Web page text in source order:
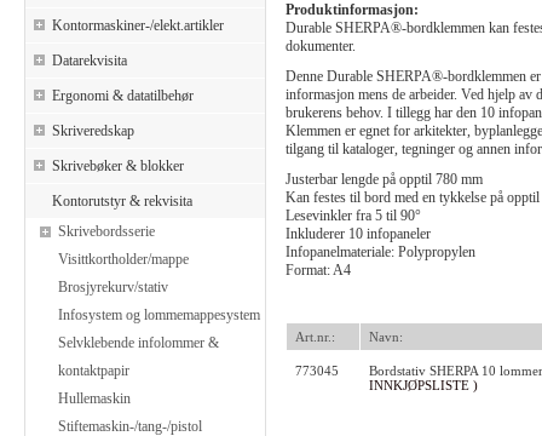
Kontormaskiner-/elekt.artikler
Datarekvisita
Ergonomi & datatilbehør
Skriveredskap
Skrivebøker & blokker
Kontorutstyr & rekvisita
Skrivebordsserie
Visittkortholder/mappe
Brosjyrekurv/stativ
Infosystem og lommemappesystem
Selvklebende infolommer &
kontaktpapir
Hullemaskin
Stiftemaskin-/tang-/pistol
Produktinformasjon:
Durable SHERPA®-bordklemmen kan
dokumenter.
Denne Durable SHERPA®-bordklemmen
informasjon mens de arbeider. Ved hjelp av
brukerens behov. I tillegg har den 10
Klemmen er egnet for arkitekter,
tilgang til kataloger, tegninger og annen
Justerbar lengde på opptil 780 mm
Kan festes til bord med en tykkelse på
Lesevinkler fra 5 til 90°
Inkluderer 10 infopaneler
Infopanelmateriale: Polypropylen
Format: A4
Art.nr.: Navn:
773045
Bordstativ SHERPA 10
INNKJØPSLISTE )